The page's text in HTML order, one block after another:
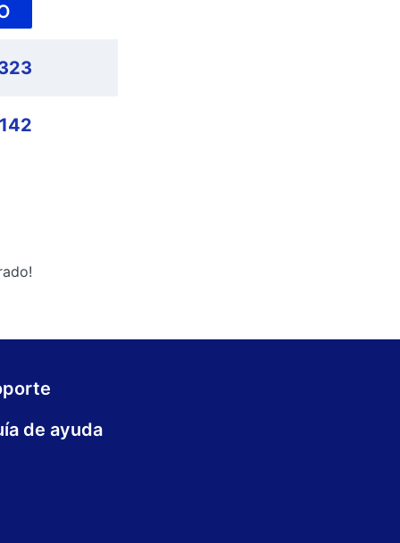
de ayuda